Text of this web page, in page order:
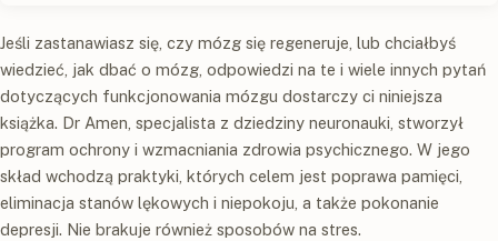
Jeśli zastanawiasz się, czy mózg się regeneruje, lub chciałbyś
wiedzieć, jak dbać o mózg, odpowiedzi na te i wiele innych pytań
dotyczących funkcjonowania mózgu dostarczy ci niniejsza
książka. Dr Amen, specjalista z dziedziny neuronauki, stworzył
program ochrony i wzmacniania zdrowia psychicznego. W jego
skład wchodzą praktyki, których celem jest poprawa pamięci,
eliminacja stanów lękowych i niepokoju, a także pokonanie
depresji. Nie brakuje również sposobów na stres.